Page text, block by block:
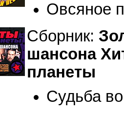
Овсяное
Сборник:
шансона
планеты
Судьба